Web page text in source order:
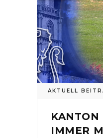
AKTUELL
KANTON
IMMER